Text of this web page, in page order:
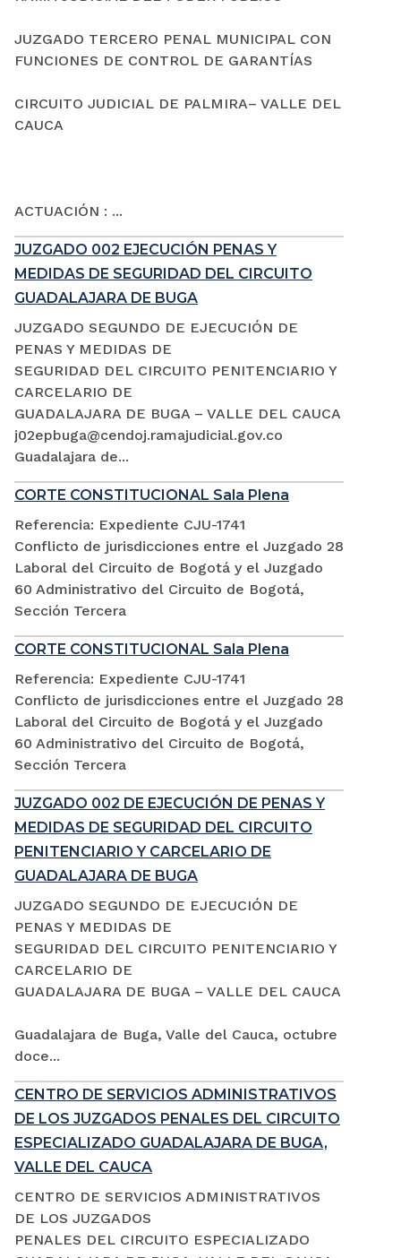
JUZGADO TERCERO PENAL MUNICIPAL CON
FUNCIONES DE CONTROL DE GARANTÍAS
CIRCUITO JUDICIAL DE PALMIRA– VALLE DEL
CAUCA
ACTUACIÓN : ...
JUZGADO 002 EJECUCIÓN PENAS Y
MEDIDAS DE SEGURIDAD DEL CIRCUITO
GUADALAJARA DE BUGA
JUZGADO SEGUNDO DE EJECUCIÓN DE
PENAS Y MEDIDAS DE
SEGURIDAD DEL CIRCUITO PENITENCIARIO Y
CARCELARIO DE
GUADALAJARA DE BUGA – VALLE DEL CAUCA
j02epbuga@cendoj.ramajudicial.gov.co
Guadalajara de...
CORTE CONSTITUCIONAL Sala Plena
Referencia: Expediente CJU-1741
Conflicto de jurisdicciones entre el Juzgado 28
Laboral del Circuito de Bogotá y el Juzgado
60 Administrativo del Circuito de Bogotá,
Sección Tercera
CORTE CONSTITUCIONAL Sala Plena
Referencia: Expediente CJU-1741
Conflicto de jurisdicciones entre el Juzgado 28
Laboral del Circuito de Bogotá y el Juzgado
60 Administrativo del Circuito de Bogotá,
Sección Tercera
JUZGADO 002 DE EJECUCIÓN DE PENAS Y
MEDIDAS DE SEGURIDAD DEL CIRCUITO
PENITENCIARIO Y CARCELARIO DE
GUADALAJARA DE BUGA
JUZGADO SEGUNDO DE EJECUCIÓN DE
PENAS Y MEDIDAS DE
SEGURIDAD DEL CIRCUITO PENITENCIARIO Y
CARCELARIO DE
GUADALAJARA DE BUGA – VALLE DEL CAUCA
Guadalajara de Buga, Valle del Cauca, octubre
doce...
CENTRO DE SERVICIOS ADMINISTRATIVOS
DE LOS JUZGADOS PENALES DEL CIRCUITO
ESPECIALIZADO GUADALAJARA DE BUGA,
VALLE DEL CAUCA
CENTRO DE SERVICIOS ADMINISTRATIVOS
DE LOS JUZGADOS
PENALES DEL CIRCUITO ESPECIALIZADO